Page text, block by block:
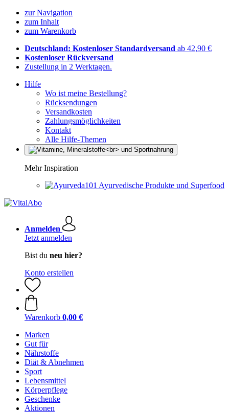
zur Navigation
zum Inhalt
zum Warenkorb
Deutschland: Kostenloser Standardversand ab 42,90 €
Kostenloser Rückversand
Zustellung in 2 Werktagen.
Hilfe
Wo ist meine Bestellung?
Rücksendungen
Versandkosten
Zahlungsmöglichkeiten
Kontakt
Alle Hilfe-Themen
Mehr Inspiration
Ayurvedische Produkte und Superfood
Anmelden
Jetzt anmelden
Bist du neu hier?
Konto erstellen
Warenkorb 0,00 €
Marken
Gut für
Nährstoffe
Diät & Abnehmen
Sport
Lebensmittel
Körperpflege
Geschenke
Aktionen